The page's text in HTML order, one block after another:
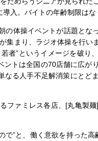
入。バイトの年齢制限はな
体操イベントが話題とな
集まり、ラジオ体操を行い
者”というイメージを破り
トは全国の70店舗に広が
る人手不足解消策にとど
ァミレス各店、[丸亀製
”と、働く意欲を持った